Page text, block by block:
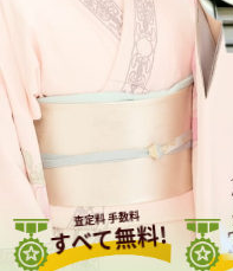
査定料 手数料
すべて無料!